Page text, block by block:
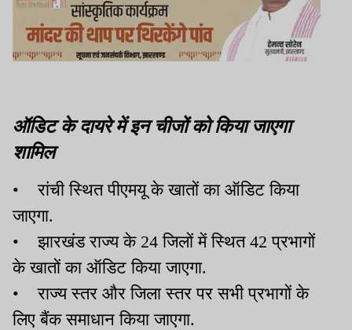
ऑडिट के दायरे में इन चीजों को किया जाएगा
शामिल
• रांची स्थित पीएमयू के खातों का ऑडिट किया
जाएगा.
• झारखंड राज्य के 24 जिलों में स्थित 42 प्रभागों
के खातों का ऑडिट किया जाएगा.
• राज्य स्तर और जिला स्तर पर सभी प्रभागों के
लिए बैंक समाधान किया जाएगा.